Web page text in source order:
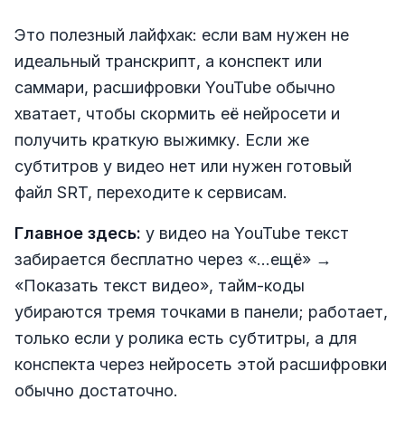
Это полезный лайфхак: если вам нужен не
идеальный транскрипт, а конспект или
саммари, расшифровки YouTube обычно
хватает, чтобы скормить её нейросети и
получить краткую выжимку. Если же
субтитров у видео нет или нужен готовый
файл SRT, переходите к сервисам.
Главное здесь: у видео на YouTube текст
забирается бесплатно через «...ещё» →
«Показать текст видео», тайм-коды
убираются тремя точками в панели; работает,
только если у ролика есть субтитры, а для
конспекта через нейросеть этой расшифровки
обычно достаточно.